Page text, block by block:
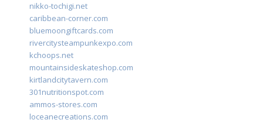
nikko-tochigi.net
caribbean-corner.com
bluemoongiftcards.com
rivercitysteampunkexpo.com
kchoops.net
mountainsideskateshop.com
kirtlandcitytavern.com
301nutritionspot.com
ammos-stores.com
loceanecreations.com